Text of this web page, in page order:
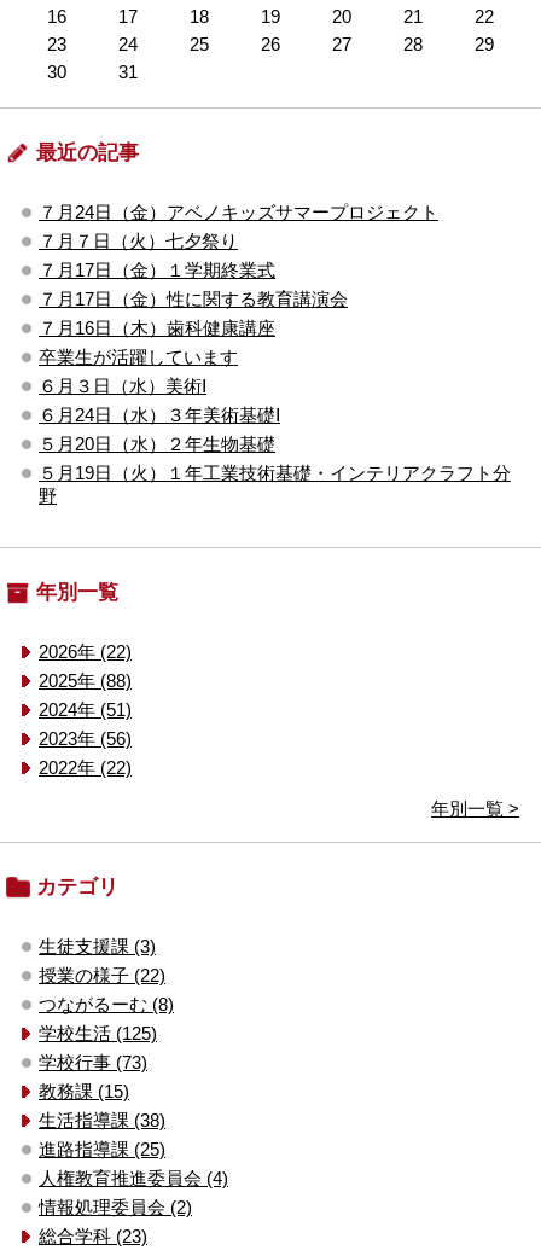
16
17 18 19 20 21
22
23
24 25 26 27 28
29
30
31
最近の記事
７月24日（金）アベノキッズサマープロジェクト
７月７日（火）七夕祭り
７月17日（金）１学期終業式
７月17日（金）性に関する教育講演会
７月16日（木）歯科健康講座
卒業生が活躍しています
６月３日（水）美術Ⅰ
６月24日（水）３年美術基礎Ⅰ
５月20日（水）２年生物基礎
５月19日（火）１年工業技術基礎・インテリアクラフト分
野
年別一覧
2026年 (22)
2025年 (88)
2024年 (51)
2023年 (56)
2022年 (22)
年別一覧 >
カテゴリ
生徒支援課 (3)
授業の様子 (22)
つながるーむ (8)
学校生活 (125)
学校行事 (73)
教務課 (15)
生活指導課 (38)
進路指導課 (25)
人権教育推進委員会 (4)
情報処理委員会 (2)
総合学科 (23)